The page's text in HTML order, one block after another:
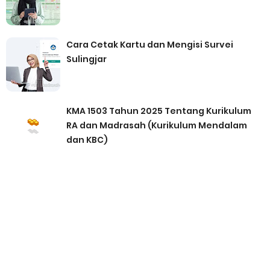
Cara Cetak Kartu dan Mengisi Survei
Sulingjar
KMA 1503 Tahun 2025 Tentang Kurikulum
RA dan Madrasah (Kurikulum Mendalam
dan KBC)